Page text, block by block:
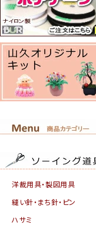
洋裁用具・製図用具
縫い針・まち針・ピン
ハサミ